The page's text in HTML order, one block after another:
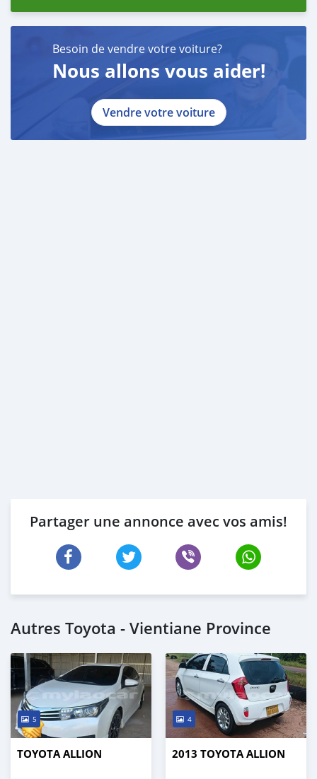
Besoin de vendre votre voiture?
Nous allons vous aider!
Vendre votre voiture
Partager une annonce avec vos amis!
Autres Toyota - Vientiane Province
5
TOYOTA ALLION
4
2013 TOYOTA ALLION